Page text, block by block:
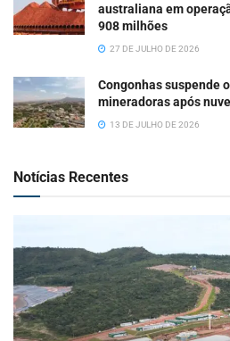
australiana em
908 milhões
27 DE JULHO DE 2026
Congonhas suspende
mineradoras após
13 DE JULHO DE 2026
Notícias Recentes